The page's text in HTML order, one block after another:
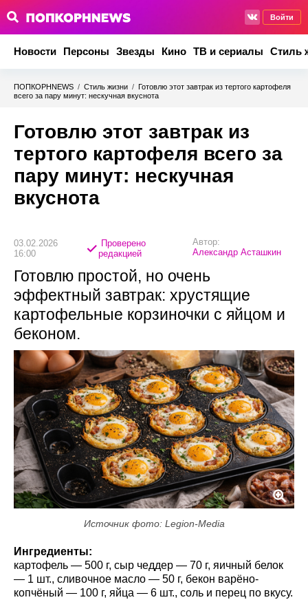
Войти
Новости Персоны Звезды Кино ТВ и сериалы Стиль
ПОПКОРНNEWS / Стиль жизни / Готовлю этот завтрак из тертого картофеля
всего за пару минут: нескучная вкуснота
Готовлю этот завтрак из
тертого картофеля всего за
пару минут: нескучная
вкуснота
03.02.2026
16:00
Проверено
редакцией
Автор:
Александр Асташкин
Готовлю простой, но очень
эффектный завтрак: хрустящие
картофельные корзиночки с яйцом и
беконом.
Источник фото: Legion-Media
Ингредиенты:
картофель — 500 г, сыр чеддер — 70 г, яичный белок
— 1 шт., сливочное масло — 50 г, бекон варёно-
копчёный — 100 г, яйца — 6 шт., соль и перец по вкусу.